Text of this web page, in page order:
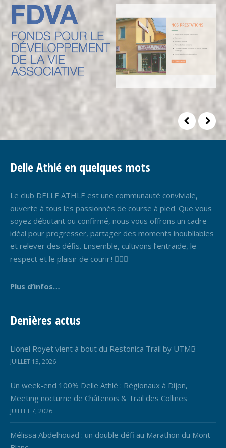
Delle Athlé en quelques mots
Le club DELLE ATHLE est une communauté conviviale,
ouverte à tous les passionnés de course à pied. Que vous
soyez débutant ou confirmé, nous vous offrons un cadre
idéal pour progresser, partager des moments inoubliables
et relever des défis. Ensemble, cultivons l’entraide, le
respect et le plaisir de courir ! 🏃‍♂️✨
Plus d’infos…
Denières actus
Lionel Royet vient à bout du Restonica Trail by UTMB
JUILLET 13, 2026
Un week-end 100% Delle Athlé : Régionaux à Dijon,
Meeting nocturne de Châtenois & Trail des Collines
JUILLET 7, 2026
Mélissa Abdelhouad : un double défi au Marathon du Mont-